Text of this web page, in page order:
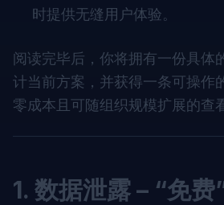
时提供无缝用户体验。
阅读完毕后，你将拥有一份具体
计当前方案，并获得一条可操作
零成本且可随组织规模扩展的查
1. 数据泄露 – “免费